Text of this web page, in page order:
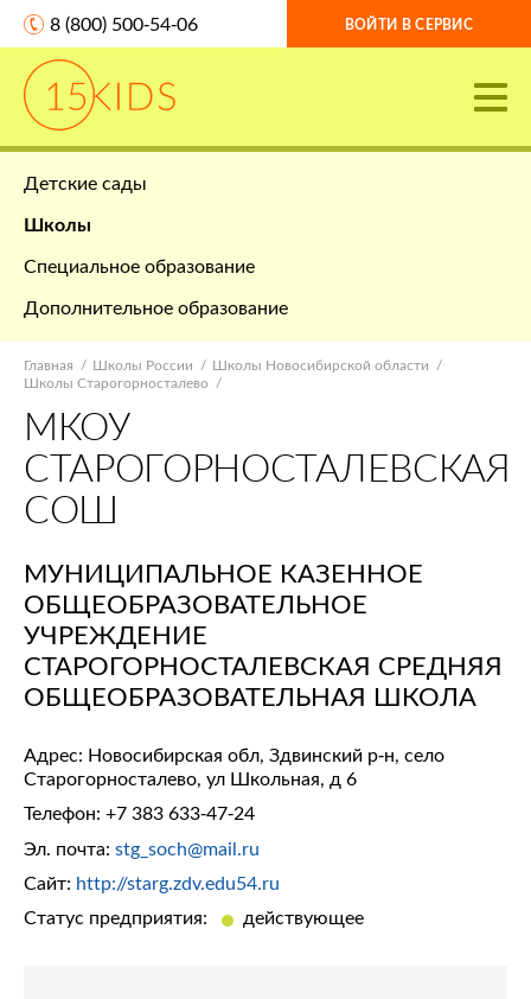
8 (800) 500-54-06 ВОЙТИ В СЕРВИС
Детские сады
Школы
Специальное образование
Дополнительное образование
Главная Школы России
Школы Новосибирской области
Школы Старогорносталево
МКОУ
СТАРОГОРНОСТАЛЕВСКАЯ
СОШ
МУНИЦИПАЛЬНОЕ КАЗЕННОЕ
ОБЩЕОБРАЗОВАТЕЛЬНОЕ
УЧРЕЖДЕНИЕ
СТАРОГОРНОСТАЛЕВСКАЯ СРЕДНЯЯ
ОБЩЕОБРАЗОВАТЕЛЬНАЯ ШКОЛА
Адрес: Новосибирская обл, Здвинский р-н, село
Старогорносталево, ул Школьная, д 6
Телефон: +7 383 633-47-24
Эл. почта: stg_soch@mail.ru
Сайт: http://starg.zdv.edu54.ru
Статус предприятия:
действующее